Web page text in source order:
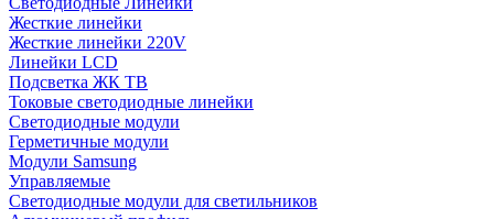
Жесткие линейки
Жесткие линейки 220V
Линейки LCD
Подсветка ЖК ТВ
Токовые светодиодные линейки
Светодиодные модули
Герметичные модули
Модули Samsung
Управляемые
Светодиодные модули для светильников